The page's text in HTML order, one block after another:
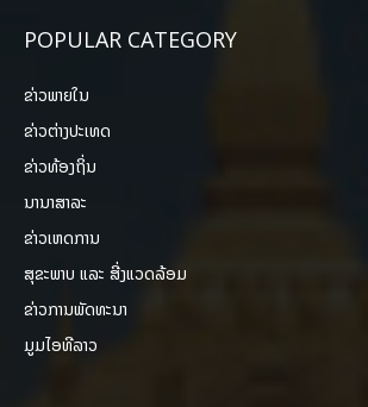
POPULAR CATEGORY
ຂ່າວພາຍ​ໃນ
ຂ່າວຕ່າງປະເທດ
ຂ່າວທ້ອງຖິ່ນ
ນານາສາລະ
ຂ່າວເຫດການ
ສຸຂະພາບ ແລະ ສີ່ງແວດລ້ອມ
ຂ່າວການພັດທະນາ
ມູມໄອທີລາວ